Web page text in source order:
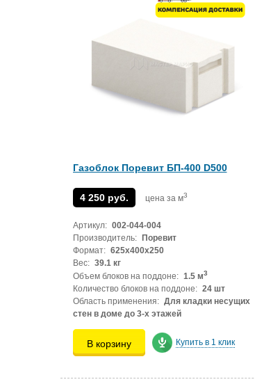
Газоблок Поревит БП-400 D500
4 250 руб. цена за м3
Артикул: 002-044-004
Производитель:
Поревит
Формат: 625x400x250
Вес: 39.1 кг
Объем блоков на поддоне: 1.5 м3
Количество блоков на поддоне: 24 шт
Область применения: Для кладки несущих
стен в доме до 3-х этажей
В корзину Купить в 1 клик